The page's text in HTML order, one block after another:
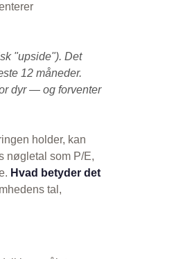
"upside"). Det
12 måneder.
dyr — og forventer
holder, kan
nøgletal som P/E,
Hvad betyder det
tal,